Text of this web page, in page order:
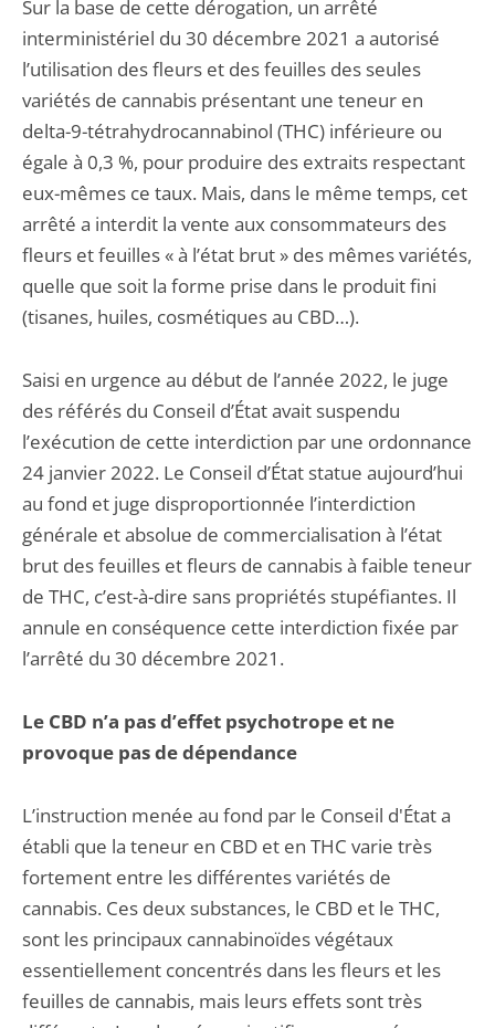
Sur la base de cette dérogation, un arrêté
interministériel du 30 décembre 2021 a autorisé
l’utilisation des fleurs et des feuilles des seules
variétés de cannabis présentant une teneur en
delta-9-tétrahydrocannabinol (THC) inférieure ou
égale à 0,3 %, pour produire des extraits respectant
eux-mêmes ce taux. Mais, dans le même temps, cet
arrêté a interdit la vente aux consommateurs des
fleurs et feuilles « à l’état brut » des mêmes variétés,
quelle que soit la forme prise dans le produit fini
(tisanes, huiles, cosmétiques au CBD…).
Saisi en urgence au début de l’année 2022, le juge
des référés du Conseil d’État avait suspendu
l’exécution de cette interdiction par une ordonnance
24 janvier 2022. Le Conseil d’État statue aujourd’hui
au fond et juge disproportionnée l’interdiction
générale et absolue de commercialisation à l’état
brut des feuilles et fleurs de cannabis à faible teneur
de THC, c’est-à-dire sans propriétés stupéfiantes. Il
annule en conséquence cette interdiction fixée par
l’arrêté du 30 décembre 2021.
Le CBD n’a pas d’effet psychotrope et ne
provoque pas de dépendance
L’instruction menée au fond par le Conseil d'État a
établi que la teneur en CBD et en THC varie très
fortement entre les différentes variétés de
cannabis. Ces deux substances, le CBD et le THC,
sont les principaux cannabinoïdes végétaux
essentiellement concentrés dans les fleurs et les
feuilles de cannabis, mais leurs effets sont très